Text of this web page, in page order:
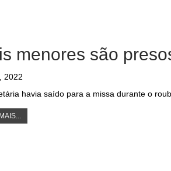
menores são
2022
havia saído para a missa durante o